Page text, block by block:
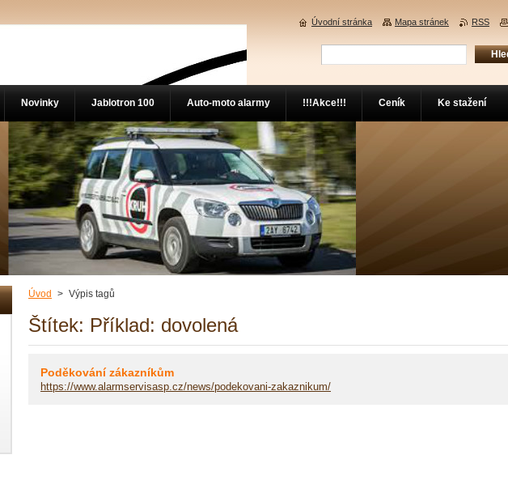
Úvod > Výpis tagů
Štítek: Příklad: dovolená
Poděkování zákazníkům
https://www.alarmservisasp.cz/news/podekovani-zakaznikum/
Novinky Jablotron 100 Auto-moto alarmy !!!Akce!!! Ceník Ke stažení
Úvodní stránka Mapa stránek RSS